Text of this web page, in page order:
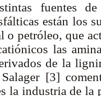
fuentes
están los
o petróleo, que
las
de la
[3]
la industria de